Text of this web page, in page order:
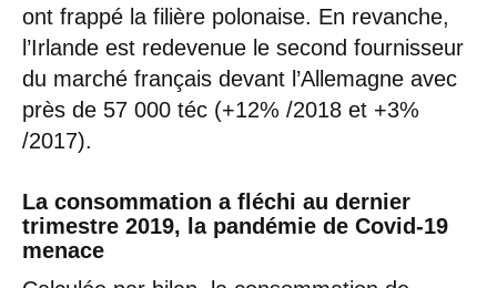
ont frappé la filière polonaise. En revanche,
l’Irlande est redevenue le second fournisseur
du marché français devant l’Allemagne avec
près de 57 000 téc (+12% /2018 et +3%
/2017).
La consommation a fléchi au dernier
trimestre 2019, la pandémie de Covid-19
menace